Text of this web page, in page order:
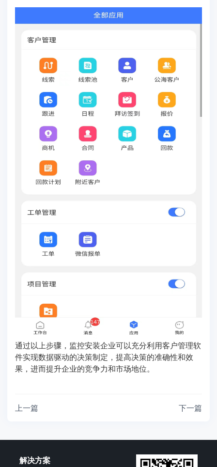
通过以上步骤，监控安装企业可以充分利用客户管理软
件实现数据驱动的决策制定，提高决策的准确性和效
果，进而提升企业的竞争力和市场地位。
上一篇 下一篇
解决方案